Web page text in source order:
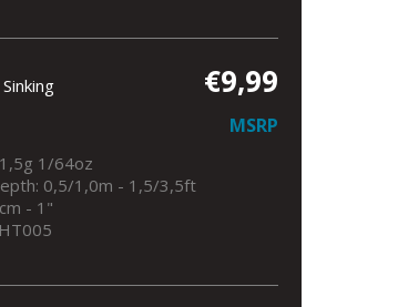
€9,99
MSRP
1/64oz
0,5/1,0m - 1,5/3,5ft
- 1"